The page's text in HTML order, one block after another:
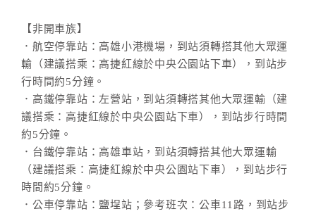
【非開車族】
．航空停靠站：高雄小港機場，到站須轉搭其他大眾運
輸（建議搭乘：高捷紅線於中央公園站下車），到站步
行時間約5分鐘。
．高鐵停靠站：左營站，到站須轉搭其他大眾運輸（建
議搭乘：高捷紅線於中央公園站下車），到站步行時間
約5分鐘。
．台鐵停靠站：高雄車站，到站須轉搭其他大眾運輸
（建議搭乘：高捷紅線於中央公園站下車），到站步行
時間約5分鐘。
．公車停靠站：鹽埕站；參考班次：公車11路，到站步